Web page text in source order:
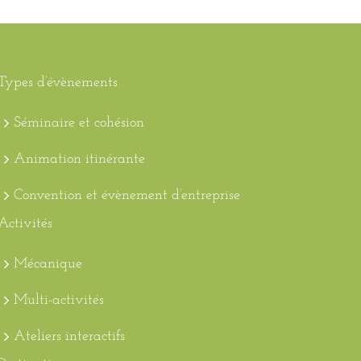
d’évènements
Séminaire et cohésion
Animation itinérante
Convention et évènement d’entreprise
Mécanique
Multi-activités
Ateliers interactifs